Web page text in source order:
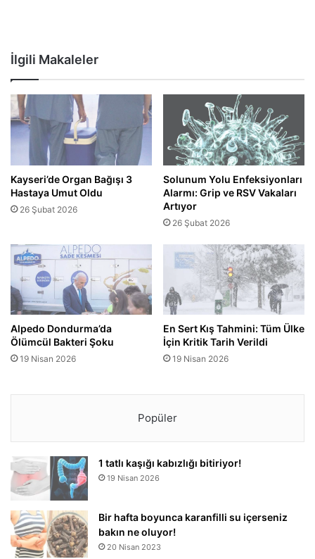
İlgili Makaleler
Kayseri’de Organ Bağışı 3
Hastaya Umut Oldu
26 Şubat 2026
Solunum Yolu Enfeksiyonları
Alarmı: Grip ve RSV Vakaları
Artıyor
26 Şubat 2026
Alpedo Dondurma’da
Ölümcül Bakteri Şoku
19 Nisan 2026
En Sert Kış Tahmini: Tüm Ülke
İçin Kritik Tarih Verildi
19 Nisan 2026
Popüler
1 tatlı kaşığı kabızlığı bitiriyor!
19 Nisan 2026
Bir hafta boyunca karanfilli su içerseniz
bakın ne oluyor!
20 Nisan 2023